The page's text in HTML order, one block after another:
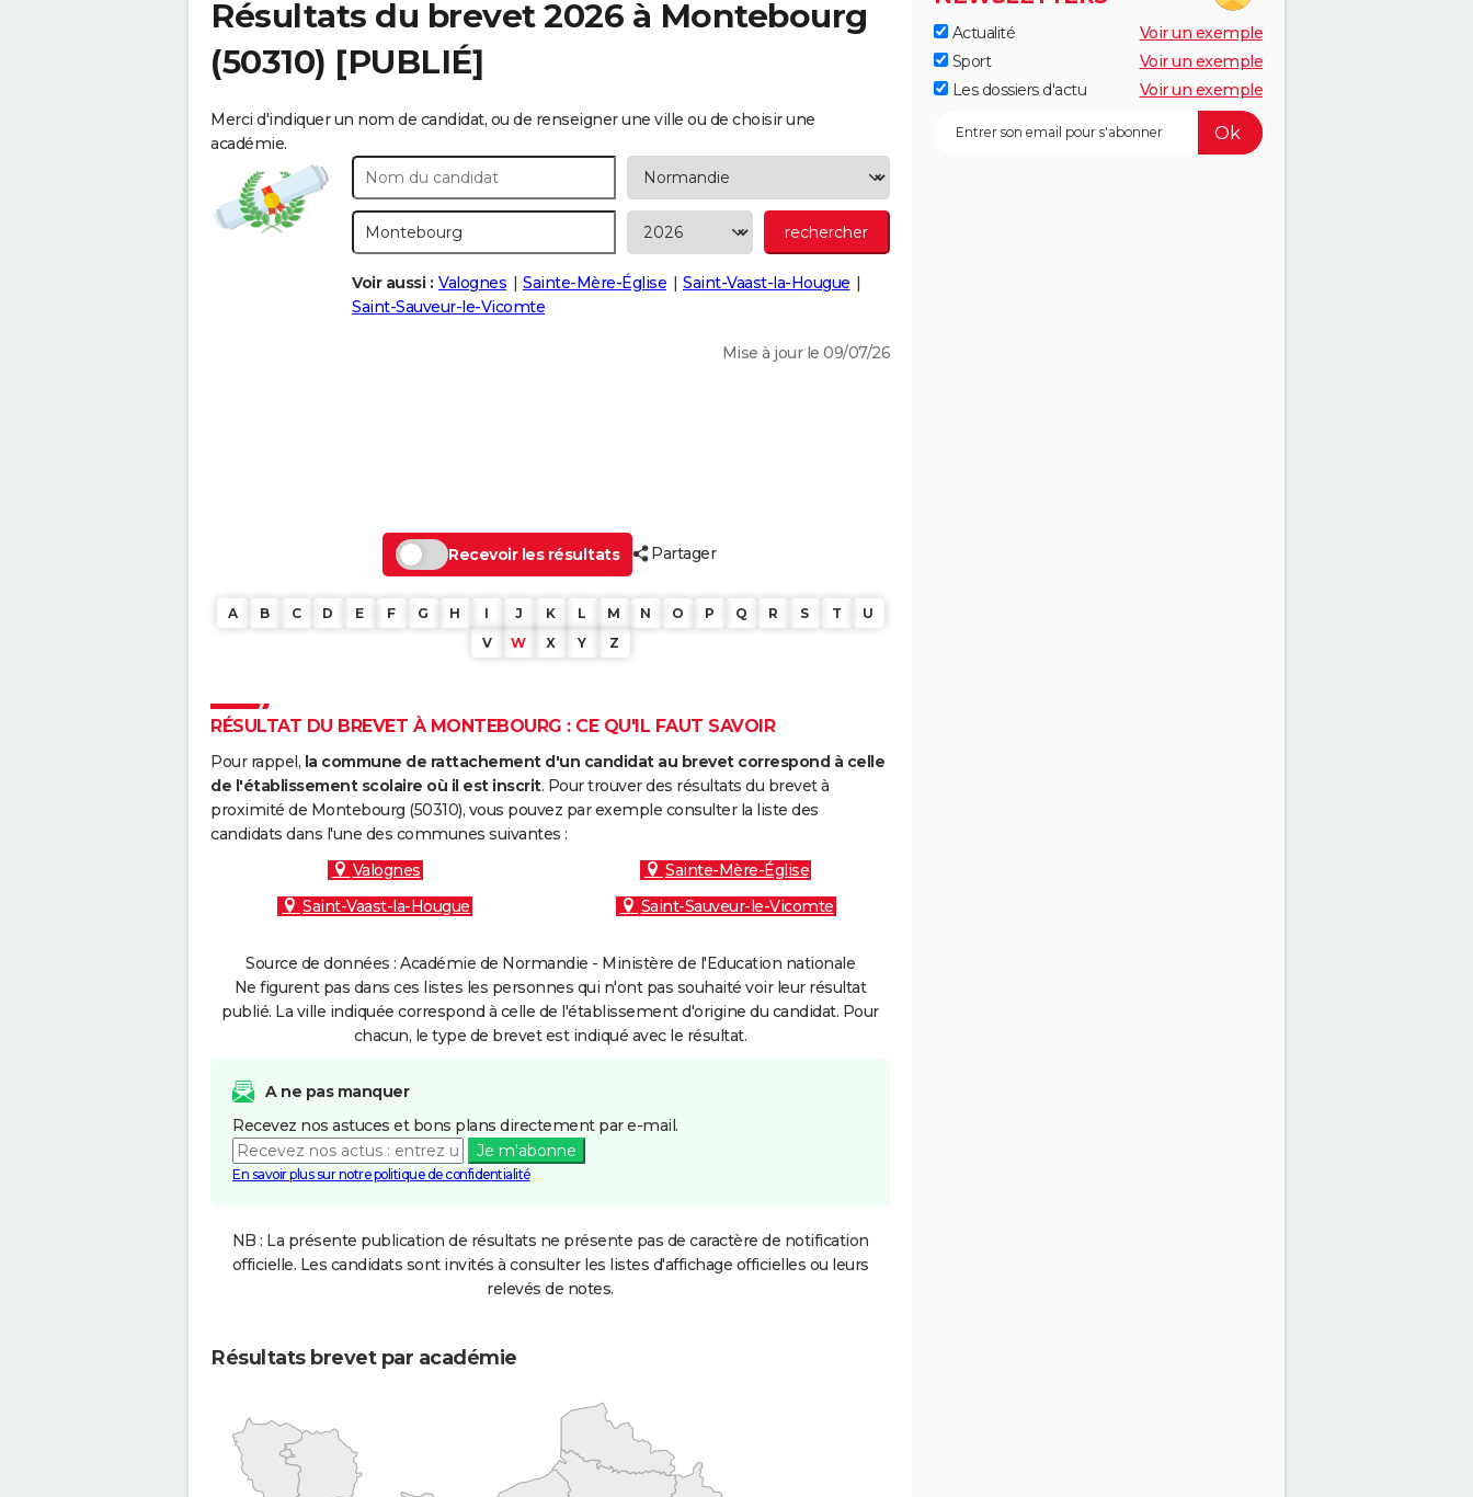
Résultats du brevet 2026 à Montebourg
(50310) [PUBLIÉ]
Merci d'indiquer un nom de candidat, ou de renseigner une ville ou de choisir une
académie.
Voir aussi : Valognes Sainte-Mère-Église
Saint-Vaast-la-Hougue
Saint-Sauveur-le-Vicomte
Mise à jour le 09/07/26
Recevoir les résultats Partager
A B C D E F G H I J K L M N O P Q R S T
U
V
W X Y Z
RÉSULTAT DU BREVET À MONTEBOURG : CE QU'IL FAUT SAVOIR
Pour rappel, la commune de rattachement d'un candidat au brevet correspond à celle
de l'établissement scolaire où il est inscrit. Pour trouver des résultats du brevet à
proximité de Montebourg (50310), vous pouvez par exemple consulter la liste des
candidats dans l'une des communes suivantes :
Valognes
Sainte-Mère-Église
Saint-Vaast-la-Hougue
Saint-Sauveur-le-Vicomte
Source de données : Académie de Normandie - Ministère de l'Education nationale
Ne figurent pas dans ces listes les personnes qui n'ont pas souhaité voir leur résultat
publié. La ville indiquée correspond à celle de l'établissement d'origine du candidat. Pour
chacun, le type de brevet est indiqué avec le résultat.
A ne pas manquer
Recevez nos astuces et bons plans directement par e-mail.
Je m'abonne
En savoir plus sur notre politique de confidentialité
NB : La présente publication de résultats ne présente pas de caractère de notification
officielle. Les candidats sont invités à consulter les listes d'affichage officielles ou leurs
relevés de notes.
Résultats brevet par académie
Actualité
Voir un exemple
Sport
Voir un exemple
Les dossiers d'actu
Voir un exemple